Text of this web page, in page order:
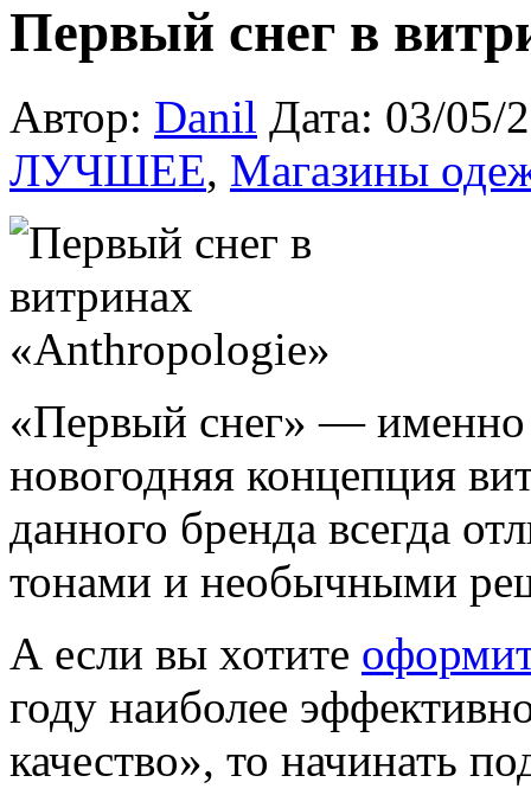
Первый снег в
Автор: Danil Дата: 03/05/
ЛУЧШЕЕ, Магазины
«Первый снег» — именно
новогодняя концепция
данного бренда всегда
тонами и необычными
А если вы хотите
году наиболее
качество», то начинать